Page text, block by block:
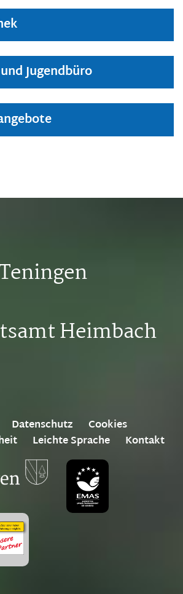
Jugendbüro
Heimbach
Datenschutz
Cookies
Leichte Sprache Kontakt